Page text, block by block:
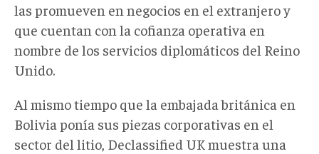
las promueven en negocios en el extranjero y
que cuentan con la cofianza operativa en
nombre de los servicios diplomáticos del Reino
Unido.
Al mismo tiempo que la embajada británica en
Bolivia ponía sus piezas corporativas en el
sector del litio, Declassified UK muestra una